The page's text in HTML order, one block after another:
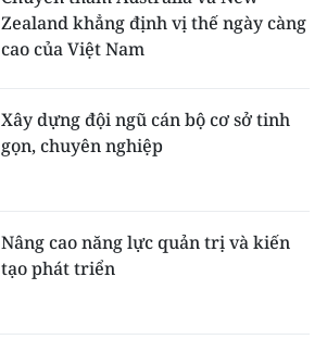
Zealand khẳng định vị thế ngày càng
cao của Việt Nam
Xây dựng đội ngũ cán bộ cơ sở tinh
gọn, chuyên nghiệp
Nâng cao năng lực quản trị và kiến
tạo phát triển